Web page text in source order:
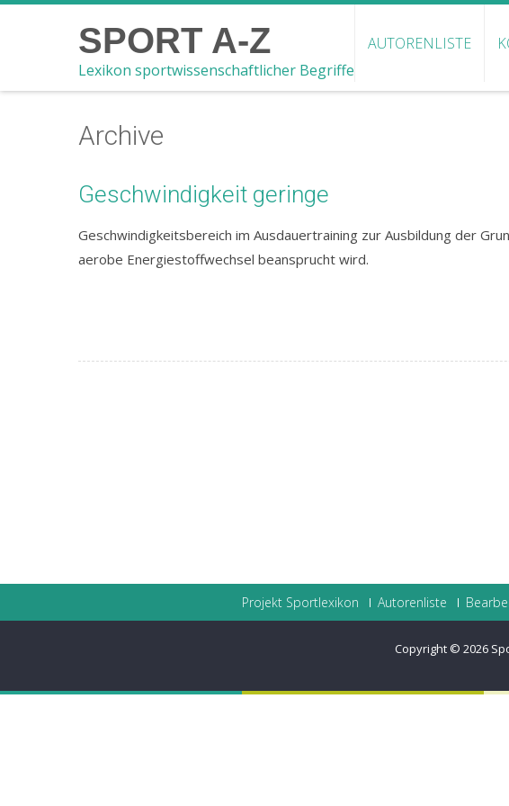
SPORT A-Z
Lexikon sportwissenschaftlicher Begriffe
AUTORENLISTE
Archive
Geschwindigkeit geringe
Geschwindigkeitsbereich im Ausdauertraining zur Ausbildung der
aerobe Energiestoffwechsel beansprucht wird.
Projekt Sportlexikon Autorenliste
Copyright © 2026